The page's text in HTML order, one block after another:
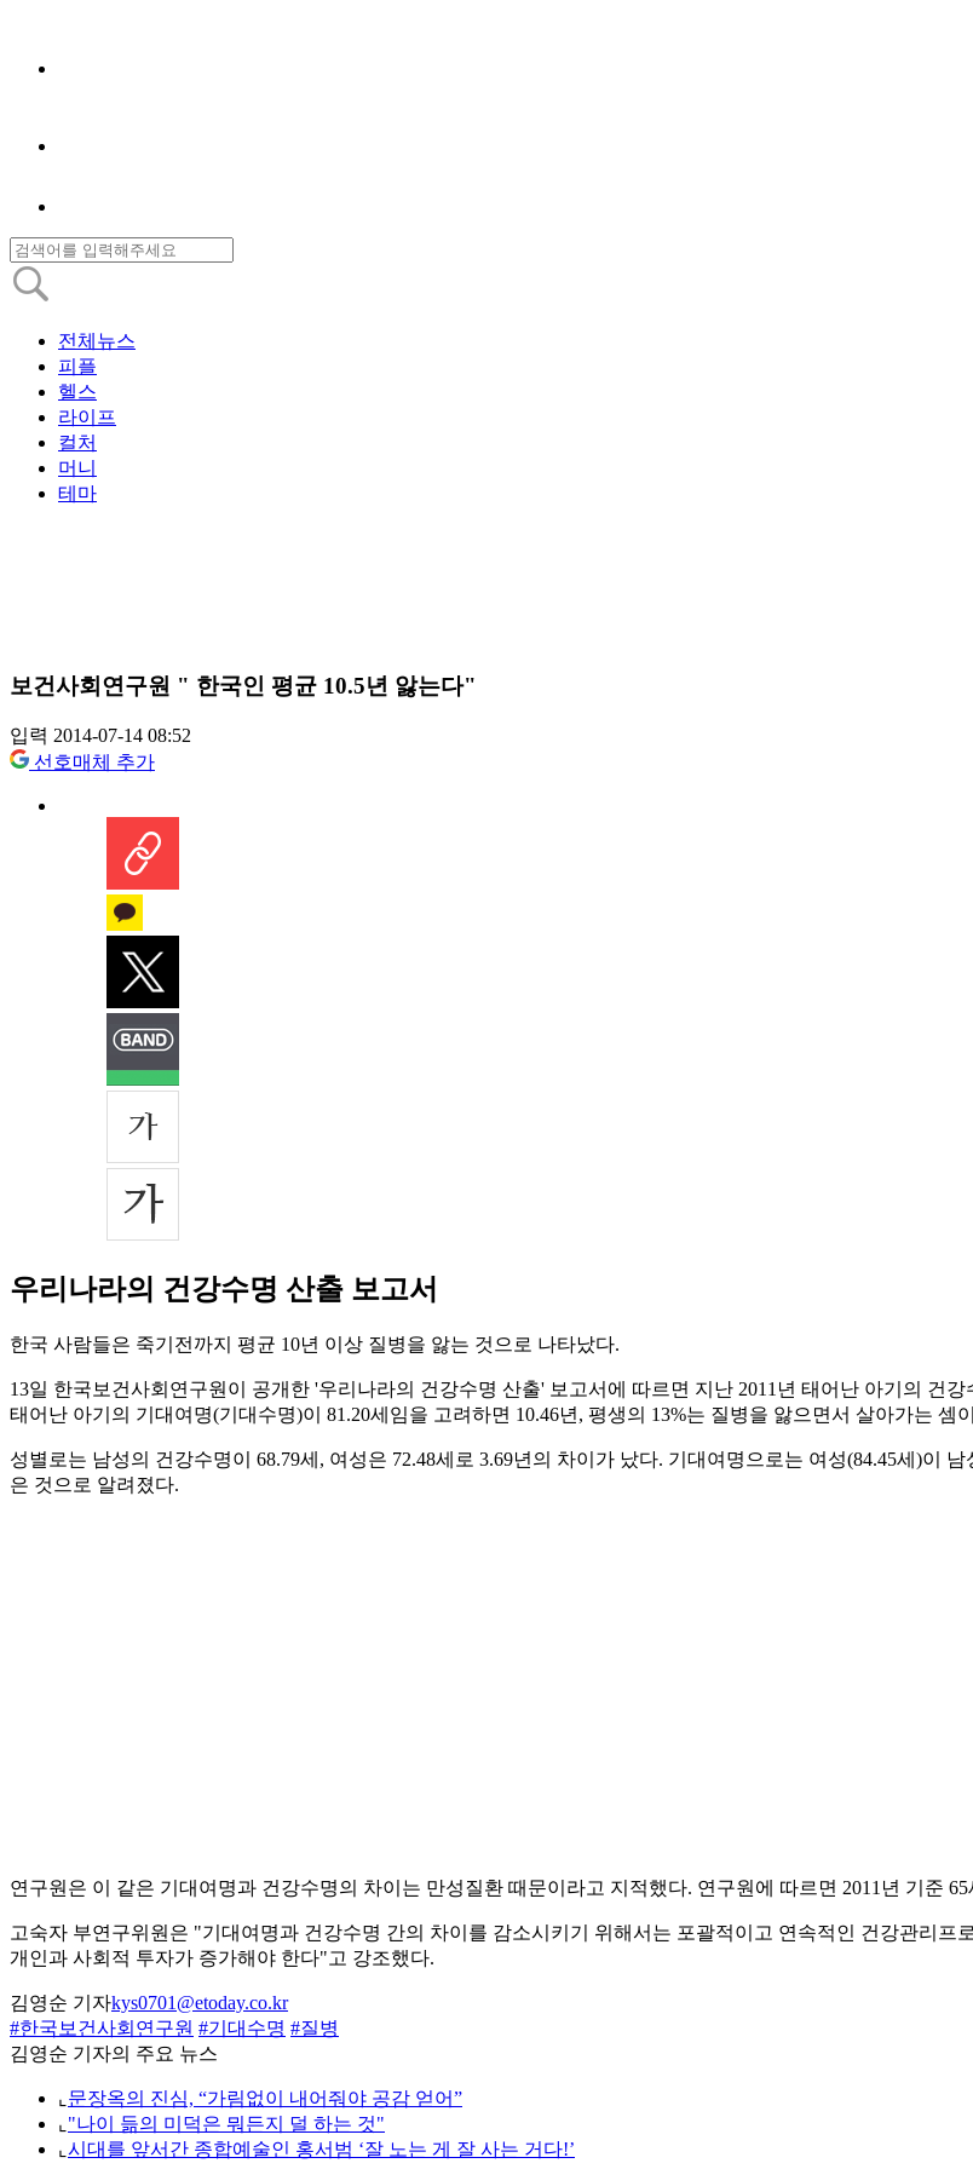
전체뉴스
피플
헬스
라이프
컬처
머니
테마
보건사회연구원 " 한국인 평균 10.5년 앓는다"
입력 2014-07-14 08:52
선호매체 추가
우리나라의 건강수명 산출 보고서
한국 사람들은 죽기전까지 평균 10년 이상 질병을 앓는 것으로 나타났다.
13일 한국보건사회연구원이 공개한 '우리나라의 건강수명 산출' 보고서에 따르면 지난 2011년 태어난 아기의 건
태어난 아기의 기대여명(기대수명)이 81.20세임을 고려하면 10.46년, 평생의 13%는 질병을 앓으면서 살아가는 셈
성별로는 남성의 건강수명이 68.79세, 여성은 72.48세로 3.69년의 차이가 났다. 기대여명으로는 여성(84.45세)이
은 것으로 알려졌다.
연구원은 이 같은 기대여명과 건강수명의 차이는 만성질환 때문이라고 지적했다. 연구원에 따르면 2011년 기준
고숙자 부연구위원은 "기대여명과 건강수명 간의 차이를 감소시키기 위해서는 포괄적이고 연속적인 건강관리
개인과 사회적 투자가 증가해야 한다"고 강조했다.
김영순 기자kys0701@etoday.co.kr
#한국보건사회연구원 #기대수명 #질병
김영순 기자의 주요 뉴스
⌞ 문장옥의 진심, “가림없이 내어줘야 공감 얻어”
⌞ "나이 듦의 미덕은 뭐든지 덜 하는 것"
⌞ 시대를 앞서간 종합예술인 홍서범 ‘잘 노는 게 잘 사는 거다!’